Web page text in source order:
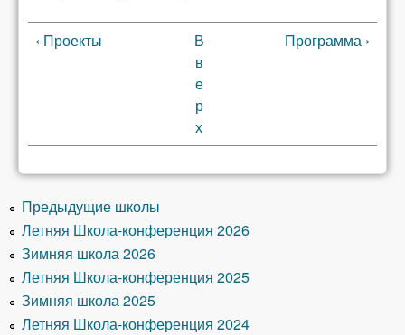
‹ Проекты
В
в
е
р
х
Программа ›
Предыдущие школы
Летняя Школа-конференция 2026
Зимняя школа 2026
Летняя Школа-конференция 2025
Зимняя школа 2025
Летняя Школа-конференция 2024